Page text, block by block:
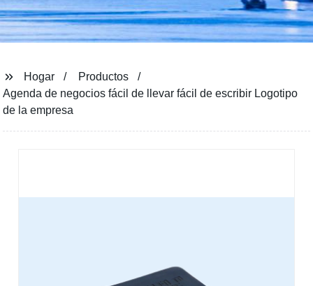
Hogar
Productos
Agenda de negocios fácil de llevar fácil de escribir Logotipo
de la empresa